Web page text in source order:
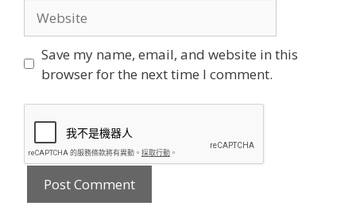
Save my name, email, and website in this
browser for the next time I comment.